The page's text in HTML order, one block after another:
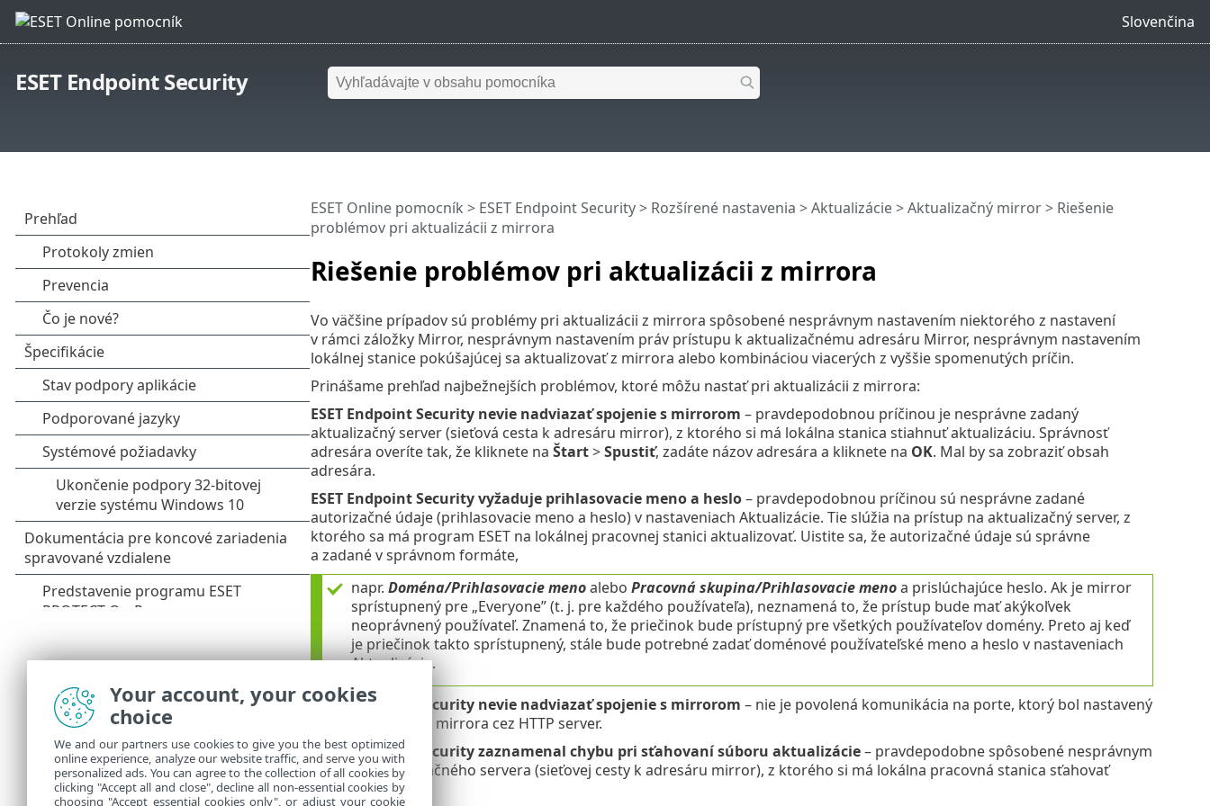
Slovenčina
ESET Endpoint Security
Riešenie problémov pri aktualizácii z mirrora
ESET Online pomocník > ESET Endpoint Security> Rozšírené nastavenia >Aktualizácie>Aktualizačný mirror> Riešenie
problémov pri aktualizácii z mirrora
Vo väčšine prípadov sú problémy pri aktualizácii z mirrora spôsobené nesprávnym nastavením niektorého z nastavení
v rámci záložky Mirror, nesprávnym nastavením práv prístupu k aktualizačnému adresáru Mirror, nesprávnym nastavením
lokálnej stanice pokúšajúcej sa aktualizovať z mirrora alebo kombináciou viacerých z vyššie spomenutých príčin.
Prinášame prehľad najbežnejších problémov, ktoré môžu nastať pri aktualizácii z mirrora:
ESET Endpoint Security nevie nadviazať spojenie s mirrorom – pravdepodobnou príčinou je nesprávne zadaný
aktualizačný server (sieťová cesta k adresáru mirror), z ktorého si má lokálna stanica stiahnuť aktualizáciu. Správnosť
adresára overíte tak, že kliknete na Štart>Spustiť, zadáte názov adresára a kliknete na OK. Mal by sa zobraziť obsah
adresára.
ESET Endpoint Security vyžaduje prihlasovacie meno a heslo– pravdepodobnou príčinou sú nesprávne zadané
autorizačné údaje (prihlasovacie meno a heslo) v nastaveniach Aktualizácie. Tie slúžia na prístup na aktualizačný server, z
ktorého sa má program ESET na lokálnej pracovnej stanici aktualizovať. Uistite sa, že autorizačné údaje sú správne
a zadané v správnom formáte,
napr. Doména/Prihlasovacie menoalebo Pracovná skupina/Prihlasovacie menoa prislúchajúce heslo. Ak je mirror
sprístupnený pre „Everyone” (t. j. pre každého používateľa), neznamená to, že prístup bude mať akýkoľvek
neoprávnený používateľ. Znamená to, že priečinok bude prístupný pre všetkých používateľov domény. Preto aj keď
je priečinok takto sprístupnený, stále bude potrebné zadať doménové používateľské meno a heslo v nastaveniach
Aktualizácie.
ESET Endpoint Security nevie nadviazať spojenie s mirrorom – nie je povolená komunikácia na porte, ktorý bol nastavený
pre sprístupnenie mirrora cez HTTP server.
ESET Endpoint Security zaznamenal chybu pri sťahovaní súboru aktualizácie– pravdepodobne spôsobené nesprávnym
zadaním aktualizačného servera (sieťovej cesty k adresáru mirror), z ktorého si má lokálna pracovná stanica sťahovať
aktualizácie.
Your account, your cookies
choice
We and our partners use cookies to give you the best optimized
online experience, analyze our website traffic, and serve you with
personalized ads. You can agree to the collection of all cookies by
clicking "Accept all and close", decline all non-essential cookies by
choosing "Accept essential cookies only", or adjust your cookie